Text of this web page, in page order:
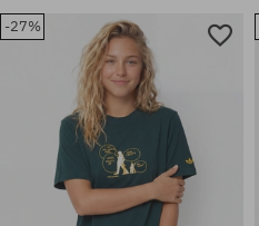
Dostępne rozmiary:
-27%